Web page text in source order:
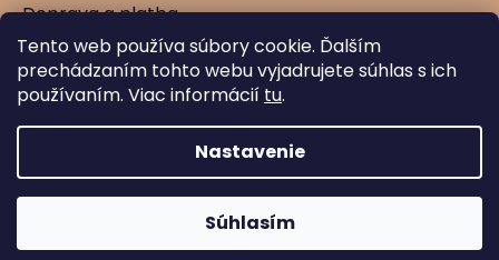
Tento web používa súbory cookie. Ďalším
prechádzaním tohto webu vyjadrujete súhlas s ich
používaním. Viac informácií tu.
Nastavenie
Súhlasím
Doprava a platba
Kontakty
Vernostné zľavy
Vytvoril Shoptet
Mamtex.sk
vyhradené.